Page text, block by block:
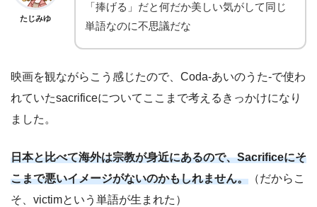
たじみゆ
「捧げる」だと何だか美しい気がして同じ
単語なのに不思議だな
映画を観ながらこう感じたので、Coda-あいのうた-で使わ
れていたsacrificeについてここまで考えるきっかけになり
ました。
日本と比べて海外は宗教が身近にあるので、Sacrificeにそ
こまで悪いイメージがないのかもしれません。 （だからこ
そ、victimという単語が生まれた）